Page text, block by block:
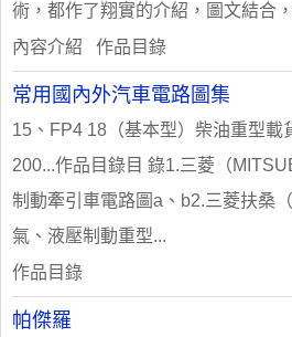
術，都作了翔實的介紹，圖文結合
內容介紹 作品目錄
常用國內外汽車電路圖集
15、FP4 18（基本型）柴油重型載
200...作品目錄目 錄1.三菱（
制動牽引車電路圖a、b2.三菱扶桑
氣、液壓制動重型...
作品目錄
帕傑羅